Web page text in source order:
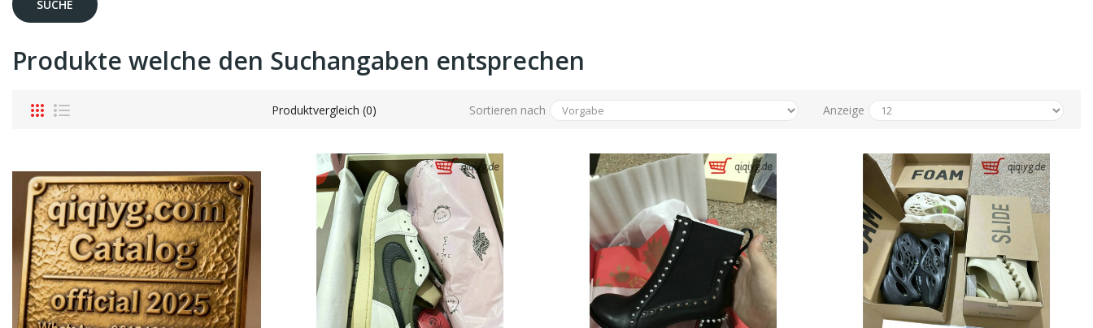
Produkte welche den Suchangaben entsprechen
Produktvergleich (0) Sortieren nach Anzeige